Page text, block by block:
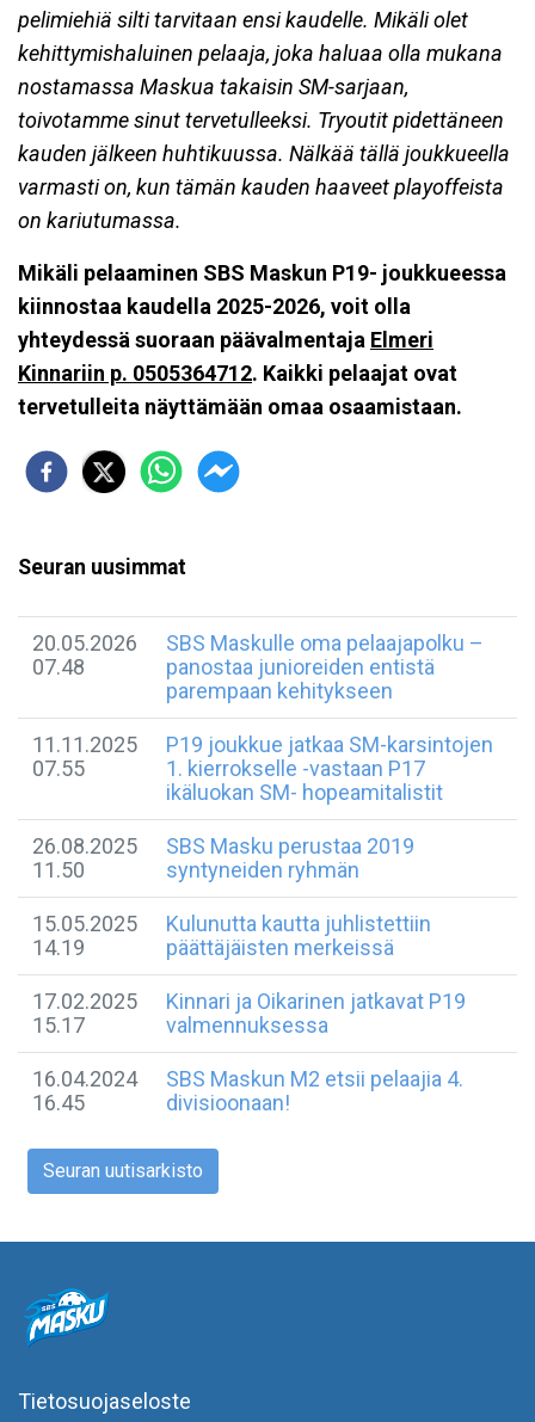
pelimiehiä silti tarvitaan ensi kaudelle. Mikäli olet
kehittymishaluinen pelaaja, joka haluaa olla mukana
nostamassa Maskua takaisin SM-sarjaan,
toivotamme sinut tervetulleeksi. Tryoutit pidettäneen
kauden jälkeen huhtikuussa. Nälkää tällä joukkueella
varmasti on, kun tämän kauden haaveet playoffeista
on kariutumassa.
Mikäli pelaaminen SBS Maskun P19- joukkueessa
kiinnostaa kaudella 2025-2026, voit olla
yhteydessä suoraan päävalmentaja Elmeri
Kinnariin p. 0505364712. Kaikki pelaajat ovat
tervetulleita näyttämään omaa osaamistaan.
Seuran uusimmat
20.05.2026
07.48
SBS Maskulle oma pelaajapolku –
panostaa junioreiden entistä
parempaan kehitykseen
11.11.2025
07.55
P19 joukkue jatkaa SM-karsintojen
1. kierrokselle -vastaan P17
ikäluokan SM- hopeamitalistit
26.08.2025
11.50
SBS Masku perustaa 2019
syntyneiden ryhmän
15.05.2025
14.19
Kulunutta kautta juhlistettiin
päättäjäisten merkeissä
17.02.2025
15.17
Kinnari ja Oikarinen jatkavat P19
valmennuksessa
16.04.2024
16.45
SBS Maskun M2 etsii pelaajia 4.
divisioonaan!
Seuran uutisarkisto
Tietosuojaseloste